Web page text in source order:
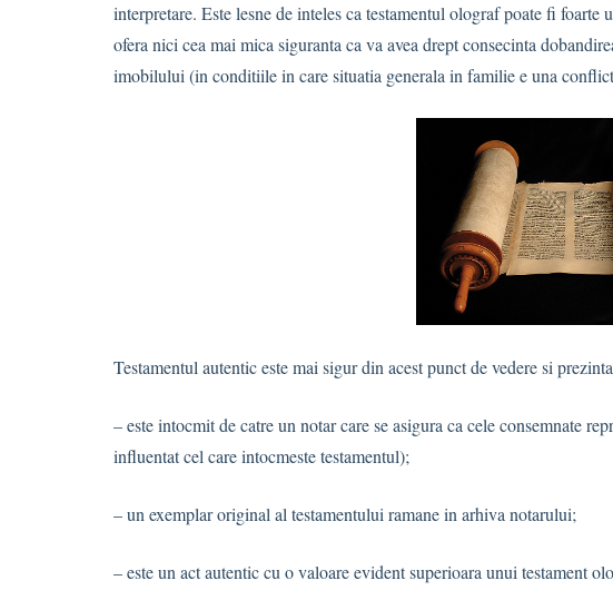
interpretare. Este lesne de inteles ca testamentul olograf poate fi
ofera nici cea mai mica siguranta ca va avea drept consecinta
imobilului (in conditiile in care situatia generala in familie e una
Testamentul autentic este mai sigur din acest punct de vedere si
– este intocmit de catre un notar care se asigura ca cele consemnate
influentat cel care intocmeste testamentul);
– un exemplar original al testamentului ramane in arhiva notarului;
– este un act autentic cu o valoare evident superioara unui testament